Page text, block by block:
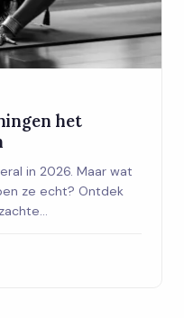
het
in 2026. Maar wat
ze echt? Ontdek